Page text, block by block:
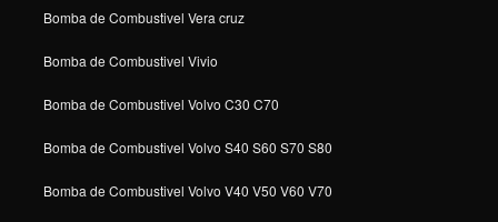
Bomba de Combustivel Vera cruz
Bomba de Combustivel Vivio
Bomba de Combustivel Volvo C30 C70
Bomba de Combustivel Volvo S40 S60 S70 S80
Bomba de Combustivel Volvo V40 V50 V60 V70